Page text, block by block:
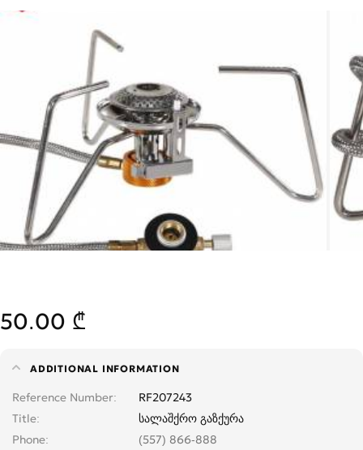
50.00 ₾
ADDITIONAL INFORMATION
Reference Number
RF207243
Title
სალაშქრო გაზქურა
Phone
(557) 866-888